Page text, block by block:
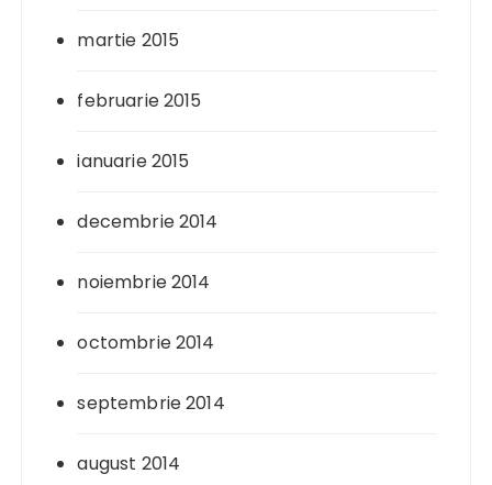
martie 2015
februarie 2015
ianuarie 2015
decembrie 2014
noiembrie 2014
octombrie 2014
septembrie 2014
august 2014